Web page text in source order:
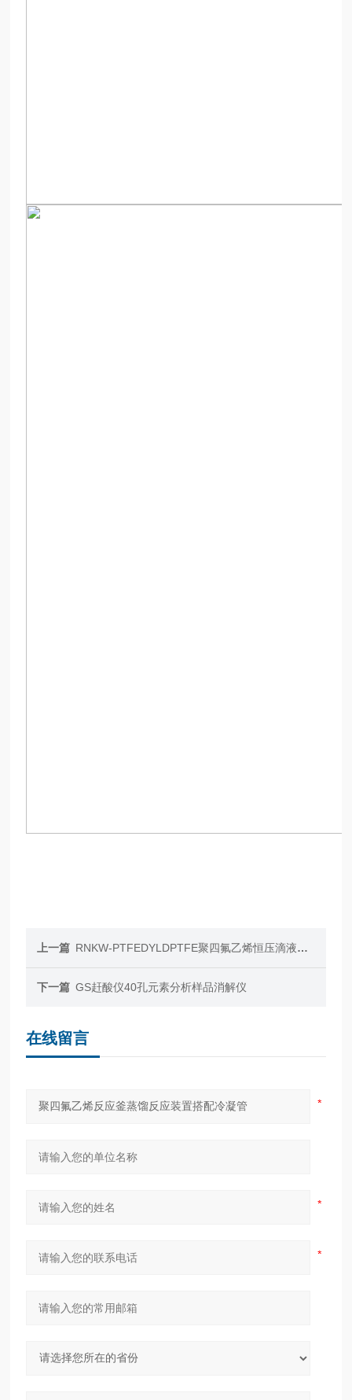
上一篇 RNKW-PTFEDYLDPTFE聚四氟乙烯恒压滴液漏斗250ml耐酸避光
下一篇 GS赶酸仪40孔元素分析样品消解仪
在线留言